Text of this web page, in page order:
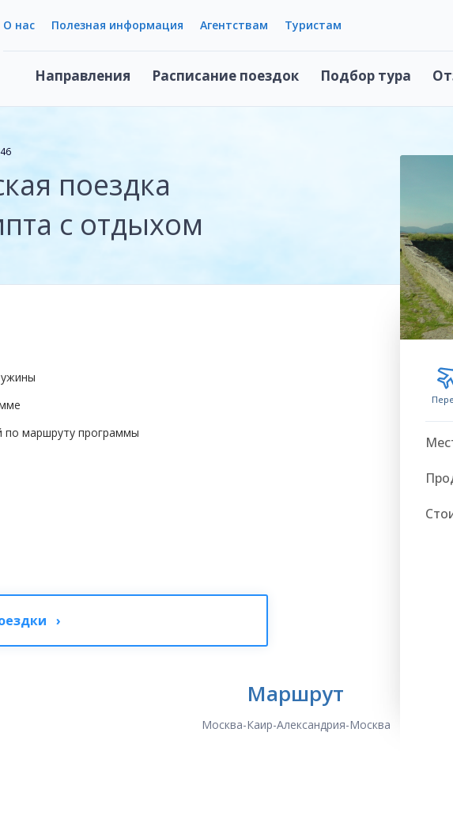
О нас Полезная информация Агентствам Туристам
Направления Расписание поездок Подбор тура
поездка
с отдыхом
по маршруту программы
программу поездки ›
Маршрут
Москва-Каир-Александрия-Москва